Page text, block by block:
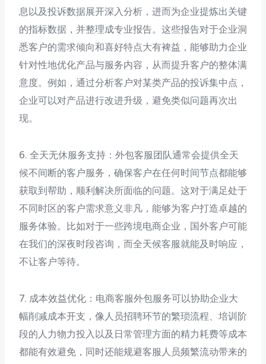
息以及投诉数据展开深入分析，进而为企业提炼出关键
的指标数据，并整理成专业报告。这些报告对于企业洞
悉客户的需求倾向和喜好特点大有裨益，能够助力企业
针对性地优化产品与服务内容，从而提升客户的整体满
意度。例如，通过分析客户对某类产品的投诉集中点，
企业可以对产品进行改进升级，避免类似问题再次出
现。
6. 全天无休服务支持：外包客服团队通常会提供全天
候不间断的客户服务，确保客户在任何时间节点都能够
获取到帮助，顺利解决所面临的问题。这对于满足处于
不同时区的客户需求意义非凡，能够为客户打造卓越的
服务体验。比如对于一些跨境电商企业，国外客户可能
在我们的深夜时段咨询，而全天候客服就能及时响应，
不让客户等待。
7. 成本效益优化：电商客服外包服务可以协助企业大
幅削减成本开支，像人员招聘环节的繁琐流程、培训阶
段的人力物力投入以及日常管理方面的精力耗费等成本
都能有效避免，同时还能规避客服人员频繁流动带来的